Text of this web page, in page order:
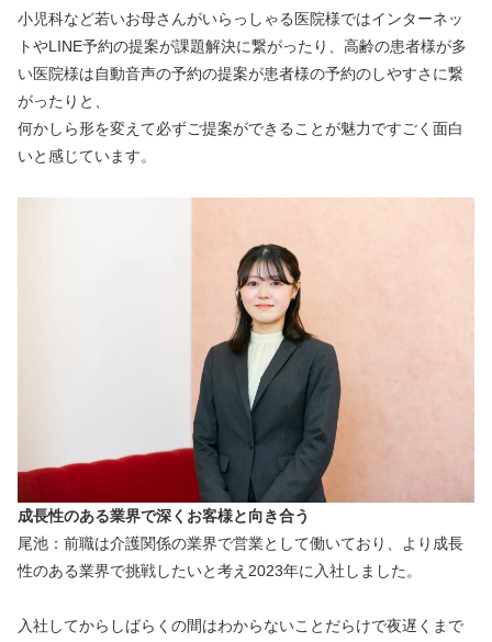
小児科など若いお母さんがいらっしゃる医院様ではインターネッ
トやLINE予約の提案が課題解決に繋がったり、高齢の患者様が多
い医院様は自動音声の予約の提案が患者様の予約のしやすさに繋
がったりと、
何かしら形を変えて必ずご提案ができることが魅力ですごく面白
いと感じています。
成長性のある業界で深くお客様と向き合う
尾池：前職は介護関係の業界で営業として働いており、より成長
性のある業界で挑戦したいと考え2023年に入社しました。
入社してからしばらくの間はわからないことだらけで夜遅くまで